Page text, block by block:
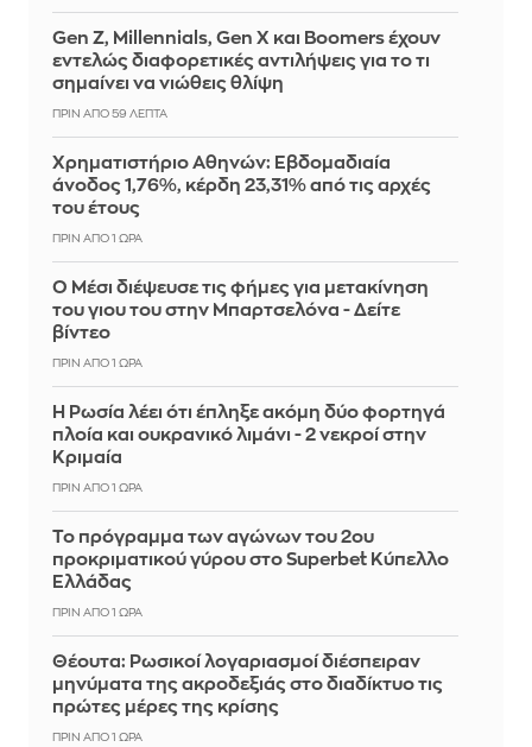
Gen Z, Millennials, Gen X και Boomers έχουν
εντελώς διαφορετικές αντιλήψεις για το τι
σημαίνει να νιώθεις θλίψη
ΠΡΙΝ ΑΠΌ 59 ΛΕΠΤΆ
Χρηματιστήριο Αθηνών: Εβδομαδιαία
άνοδος 1,76%, κέρδη 23,31% από τις αρχές
του έτους
ΠΡΙΝ ΑΠΌ 1 ΏΡΑ
Ο Μέσι διέψευσε τις φήμες για μετακίνηση
του γιου του στην Μπαρτσελόνα - Δείτε
βίντεο
ΠΡΙΝ ΑΠΌ 1 ΏΡΑ
Η Ρωσία λέει ότι έπληξε ακόμη δύο φορτηγά
πλοία και ουκρανικό λιμάνι - 2 νεκροί στην
Κριμαία
ΠΡΙΝ ΑΠΌ 1 ΏΡΑ
Το πρόγραμμα των αγώνων του 2ου
προκριματικού γύρου στο Superbet Κύπελλο
Ελλάδας
ΠΡΙΝ ΑΠΌ 1 ΏΡΑ
Θέουτα: Ρωσικοί λογαριασμοί διέσπειραν
μηνύματα της ακροδεξιάς στο διαδίκτυο τις
πρώτες μέρες της κρίσης
ΠΡΙΝ ΑΠΌ 1 ΏΡΑ